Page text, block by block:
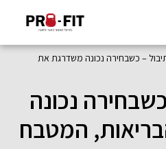
– כשבחירה נכונה משדרגת את
נכונה
המטבח